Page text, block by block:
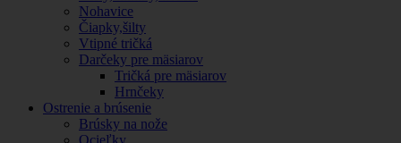
Nohavice
Čiapky,šilty
Vtipné tričká
Darčeky pre mäsiarov
Tričká pre mäsiarov
Hrnčeky
Ostrenie a brúsenie
Brúsky na nože
Ocieľky